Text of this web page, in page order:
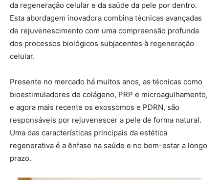
da regeneração celular e da saúde da pele por dentro.
Esta abordagem inovadora combina técnicas avançadas
de rejuvenescimento com uma compreensão profunda
dos processos biológicos subjacentes à regeneração
celular.
Presente no mercado há muitos anos, as técnicas como
bioestimuladores de colágeno, PRP e microagulhamento,
e agora mais recente os exossomos e PDRN, são
responsáveis por rejuvenescer a pele de forma natural.
Uma das características principais da estética
regenerativa é a ênfase na saúde e no bem-estar a longo
prazo.